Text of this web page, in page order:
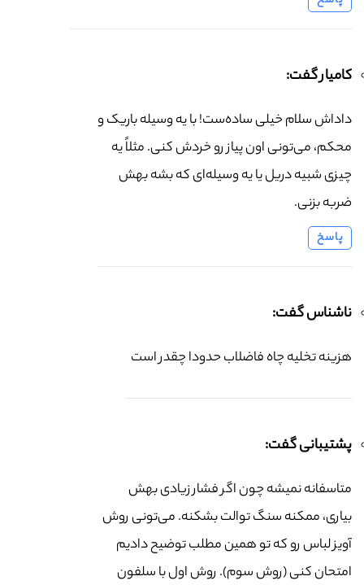
کامیار گفت:
داداش سلام خیلی ساده‌ست! با یه وسیله باریک و
محکم، می‌تونی اون پیاز رو خردش کنی. مثلاً یه
چیزی شبیه دریل یا یه وسیله‌ای که بشه بهش
ضربه بزنی.
پاسخ
ناشناس گفت:
هزینه تخلیه چاه فاضلاب حدودا چقدر است
پشتیبانی گفت:
متاسفانه نمیشه چون اگر فشار زیادی بهش
بیاری، ممکنه سنگ توالت بشکنه. می‌تونی روش
آویز لباس رو که تو همین مطلب توضیح دادیم
امتحان کنی (روش سوم). روش اول با سلفون